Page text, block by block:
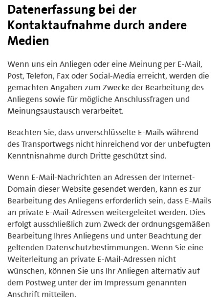
Datenerfassung bei der
Kontaktaufnahme durch andere
Medien
Wenn uns ein Anliegen oder eine Meinung per E-Mail,
Post, Telefon, Fax oder Social-Media erreicht, werden die
gemachten Angaben zum Zwecke der Bearbeitung des
Anliegens sowie für mögliche Anschlussfragen und
Meinungsaustausch verarbeitet.
Beachten Sie, dass unverschlüsselte E-Mails während
des Transportwegs nicht hinreichend vor der unbefugten
Kenntnisnahme durch Dritte geschützt sind.
Wenn E-Mail-Nachrichten an Adressen der Internet-
Domain dieser Website gesendet werden, kann es zur
Bearbeitung des Anliegens erforderlich sein, dass E-Mails
an private E-Mail-Adressen weitergeleitet werden. Dies
erfolgt ausschließlich zum Zweck der ordnungsgemäßen
Bearbeitung Ihres Anliegens und unter Beachtung der
geltenden Datenschutzbestimmungen. Wenn Sie eine
Weiterleitung an private E-Mail-Adressen nicht
wünschen, können Sie uns Ihr Anliegen alternativ auf
dem Postweg unter der im Impressum genannten
Anschrift mitteilen.